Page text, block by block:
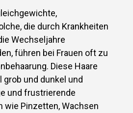
die durch Krankheiten
Wechseljahre
führen bei Frauen oft zu
Diese Haare
grob und dunkel und
und frustrierende
wie Pinzetten, Wachsen